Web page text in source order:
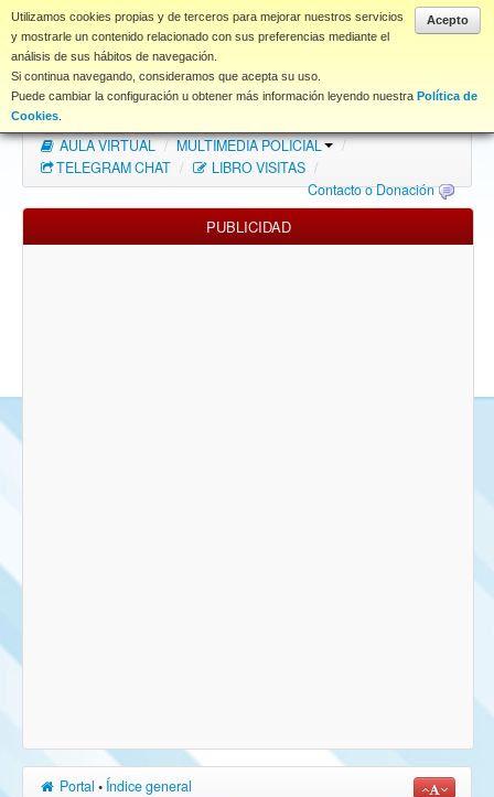
Acepto
Utilizamos cookies propias y de terceros para mejorar nuestros servicios
y mostrarle un contenido relacionado con sus preferencias mediante el
análisis de sus hábitos de navegación.
Si continua navegando, consideramos que acepta su uso.
Puede cambiar la configuración u obtener más información leyendo nuestra Política de
Cookies
www.coet.es
Portal
Índice Foros
FAQ
NORMAS FORO
Descargas
AULA VIRTUAL / MULTIMEDIA POLICIAL
/
TELEGRAM CHAT / LIBRO VISITAS /
Contacto o Donación
PUBLICIDAD
Portal • Índice general